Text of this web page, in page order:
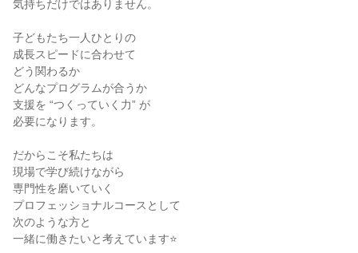
気持ちだけではありません。
子どもたち一人ひとりの
成長スピードに合わせて
どう関わるか
どんなプログラムが合うか
支援を “つくっていく力” が
必要になります。
だからこそ私たちは
現場で学び続けながら
専門性を磨いていく
プロフェッショナルコースとして
次のような方と
一緒に働きたいと考えています⭐